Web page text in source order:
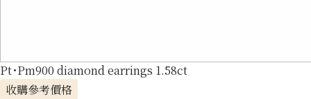
Pt･Pm900 diamond earrings 1.58ct
收購參考價格